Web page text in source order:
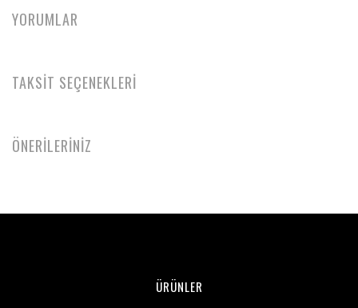
YORUMLAR
TAKSİT SEÇENEKLERİ
ÖNERİLERİNİZ
ÜRÜNLER